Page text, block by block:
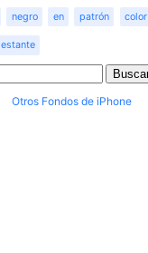
negro en patrón color
estante
Otros Fondos de iPhone